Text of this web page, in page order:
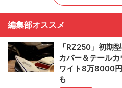
編集部オススメ
「RZ250」初期
カバー＆テール
ワイト8万8000
も